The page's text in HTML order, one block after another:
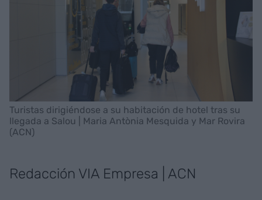
Turistas dirigiéndose a su habitación de hotel tras su
llegada a Salou | Maria Antònia Mesquida y Mar Rovira
(ACN)
Redacción VIA Empresa | ACN